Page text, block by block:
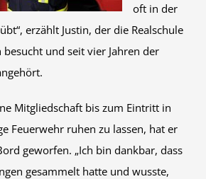
oft in der
erzählt Justin, der die Realschule
und seit vier Jahren der
Mitgliedschaft bis zum Eintritt in
Feuerwehr ruhen zu lassen, hat er
geworfen. „Ich bin dankbar, dass
gesammelt hatte und wusste,